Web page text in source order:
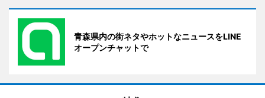
青森県内の街ネタやホットなニュースをLINE
オープンチャットで